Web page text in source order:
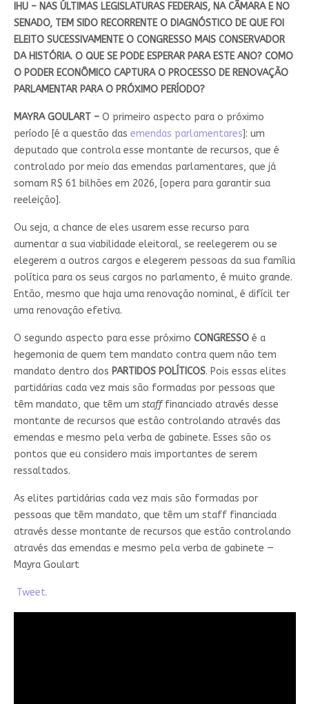
IHU – NAS ÚLTIMAS LEGISLATURAS FEDERAIS, NA CÂMARA E NO
SENADO, TEM SIDO RECORRENTE O DIAGNÓSTICO DE QUE FOI
ELEITO SUCESSIVAMENTE O CONGRESSO MAIS CONSERVADOR
DA HISTÓRIA. O QUE SE PODE ESPERAR PARA ESTE ANO? COMO
O PODER ECONÔMICO CAPTURA O PROCESSO DE RENOVAÇÃO
PARLAMENTAR PARA O PRÓXIMO PERÍODO?
MAYRA GOULART –O primeiro aspecto para o próximo
período [é a questão das emendas parlamentares]: um
deputado que controla esse montante de recursos, que é
controlado por meio das emendas parlamentares, que já
somam R$ 61 bilhões em 2026, [opera para garantir sua
reeleição].
Ou seja, a chance de eles usarem esse recurso para
aumentar a sua viabilidade eleitoral, se reelegerem ou se
elegerem a outros cargos e elegerem pessoas da sua família
política para os seus cargos no parlamento, é muito grande.
Então, mesmo que haja uma renovação nominal, é difícil ter
uma renovação efetiva.
O segundo aspecto para esse próximo CONGRESSOé a
hegemonia de quem tem mandato contra quem não tem
mandato dentro dos PARTIDOS POLÍTICOS. Pois essas elites
partidárias cada vez mais são formadas por pessoas que
têm mandato, que têm um stafffinanciado através desse
montante de recursos que estão controlando através das
emendas e mesmo pela verba de gabinete. Esses são os
pontos que eu considero mais importantes de serem
ressaltados.
As elites partidárias cada vez mais são formadas por
pessoas que têm mandato, que têm um staff financiada
através desse montante de recursos que estão controlando
através das emendas e mesmo pela verba de gabinete —
Mayra Goulart
Tweet.